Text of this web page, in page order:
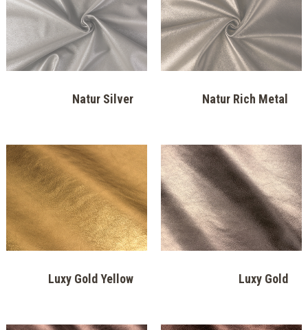
Perfect P 935 Perfect P 936
معدني لامع
Natur Bianco Perlato Natur Biancaneve